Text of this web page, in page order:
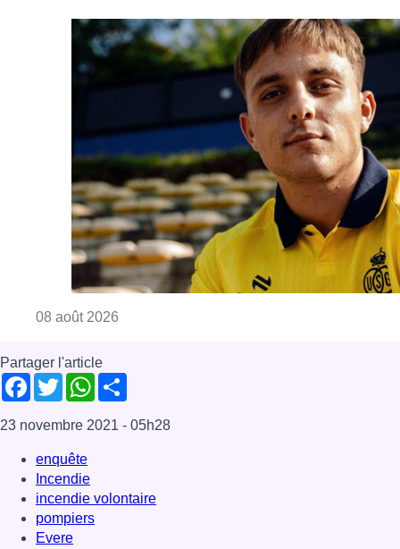
08 août 2026
Partager l'article
Facebook
TwitterWhatsApp
23 novembre 2021 - 05h28
enquête
Incendie
incendie volontaire
pompiers
Evere